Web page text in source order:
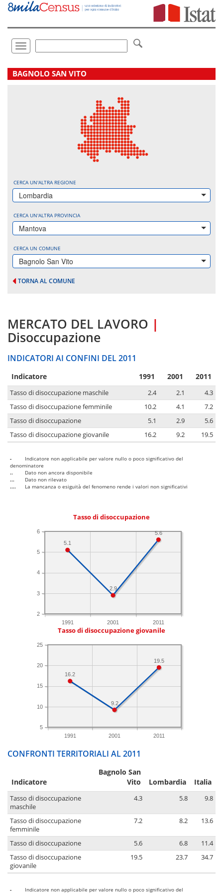
Vai
direttamente
Toggle
navigation
.
BAGNOLO SAN VITO
CERCA UN'ALTRA REGIONE
Lombardia
CERCA UN'ALTRA PROVINCIA
Mantova
CERCA UN COMUNE
Bagnolo San Vito
TORNA AL COMUNE
MERCATO DEL LAVORO |
Disoccupazione
INDICATORI AI CONFINI DEL 2011
Indicatore 1991 2001 2011
Tasso di disoccupazione maschile 2.4 2.1
4.3
Tasso di disoccupazione femminile
10.2 4.1
7.2
Tasso di disoccupazione
5.1 2.9
5.6
Tasso di disoccupazione giovanile
16.2 9.2 19.5
-
Indicatore non applicabile per valore nullo o poco significativo del
denominatore
..
Dato non ancora disponibile
...
Dato non rilevato
....
La mancanza o esiguità del fenomeno rende i valori non significativi
Tasso di disoccupazione
1991 2001 2011
2
3
4
5
6 5.6
2.9
5.1
Tasso di disoccupazione giovanile
1991 2001 2011
5
10
15
20
25
19.5
9.2
16.2
CONFRONTI TERRITORIALI AL 2011
Indicatore
Bagnolo San
Vito
Lombardia Italia
Tasso di disoccupazione
maschile
4.3 5.8 9.8
Tasso di disoccupazione
femminile
7.2 8.2 13.6
Tasso di disoccupazione 5.6 6.8
11.4
Tasso di disoccupazione
giovanile
19.5 23.7 34.7
-
Indicatore non applicabile per valore nullo o poco significativo del